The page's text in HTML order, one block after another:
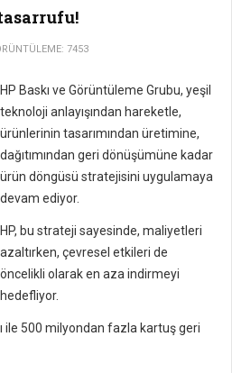
7453
HP Baskı ve Görüntüleme Grubu, yeşil
teknoloji anlayışından hareketle,
ürünlerinin tasarımından üretimine,
dağıtımından geri dönüşümüne kadar
ürün döngüsü stratejisini uygulamaya
devam ediyor.
HP, bu strateji sayesinde, maliyetleri
azaltırken, çevresel etkileri de
öncelikli olarak en aza indirmeyi
hedefliyor.
ile 500 milyondan fazla kartuş geri